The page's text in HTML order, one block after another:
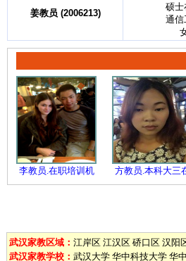
姜教员 (2006213)
硕士
通信
李教员.在职培训机 方教员.本科大三
武汉家教区域： 江岸区 江汉区 硚口区 汉阳
武汉家教学校： 武汉大学 华中科技大学 华